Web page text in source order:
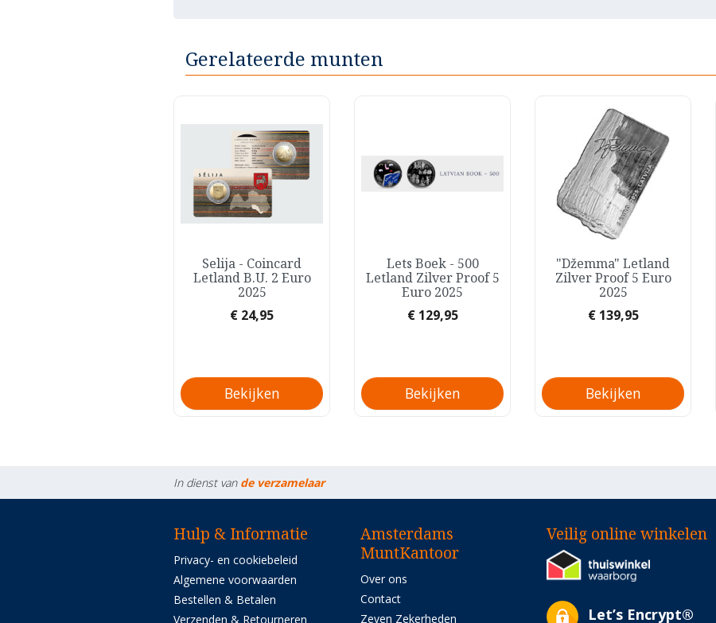
Gerelateerde munten
Snel bekijken
Selija - Coincard
Letland B.U. 2 Euro
2025
Prijs
€ 24,95
Bekijken
Snel bekijken
Lets Boek - 500
Letland Zilver Proof 5
Euro 2025
Prijs
€ 129,95
Bekijken
Snel bekijken
"Džemma" Letland
Zilver Proof 5 Euro
2025
Prijs
€ 139,95
Bekijken
In dienst van de verzamelaar
Hulp & Informatie
Privacy- en cookiebeleid
Algemene voorwaarden
Bestellen & Betalen
Verzenden & Retourneren
Amsterdams
MuntKantoor
Over ons
Contact
Zeven Zekerheden
Veilig online winkelen
Let’s Encrypt®